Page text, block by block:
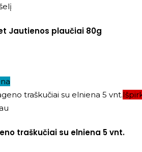
Jautienos plaučiai 80g
traškučiai su elniena 5 vnt.